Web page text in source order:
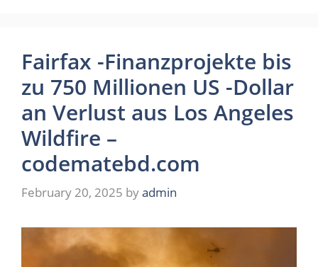
Fairfax -Finanzprojekte bis
zu 750 Millionen US -Dollar
an Verlust aus Los Angeles
Wildfire –
codematebd.com
February 20, 2025 byadmin